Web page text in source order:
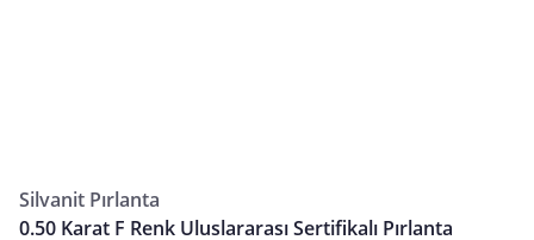
Silvanit Pırlanta
0.50 Karat F Renk Uluslararası Sertifikalı Pırlanta